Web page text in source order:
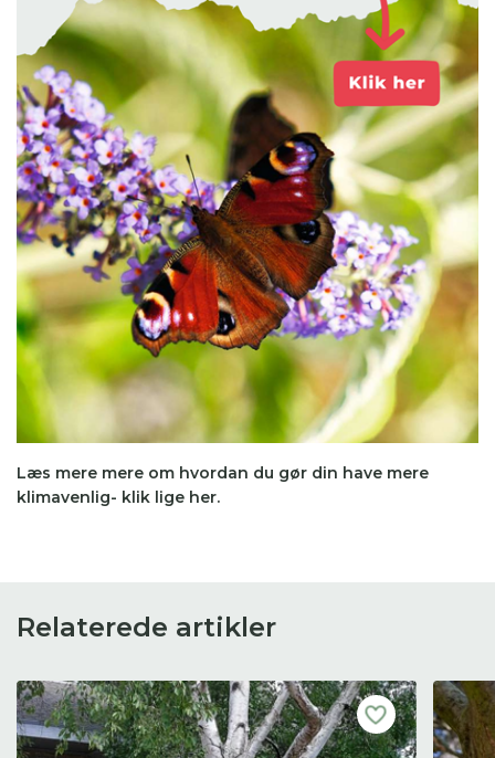
Læs mere mere om hvordan du gør din have mere
klimavenlig- klik lige her.
Relaterede artikler